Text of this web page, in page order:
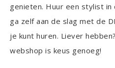
genieten. Huur een stylist
ga zelf aan de slag met de
je kunt huren. Liever
webshop is keus genoeg!